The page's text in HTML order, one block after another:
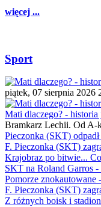
więcej ...
Sport
piątek, 07 sierpnia 2026
Mati dlaczego? - historia
Bramkarz Lechii. Od A-
Pieczonka (SKT)
F. Pieczonka (SKT)
Krajobraz po bitwie...
SKT na Roland Garros -
Pomorze
F. Pieczonka (SKT)
Z różnych boisk i